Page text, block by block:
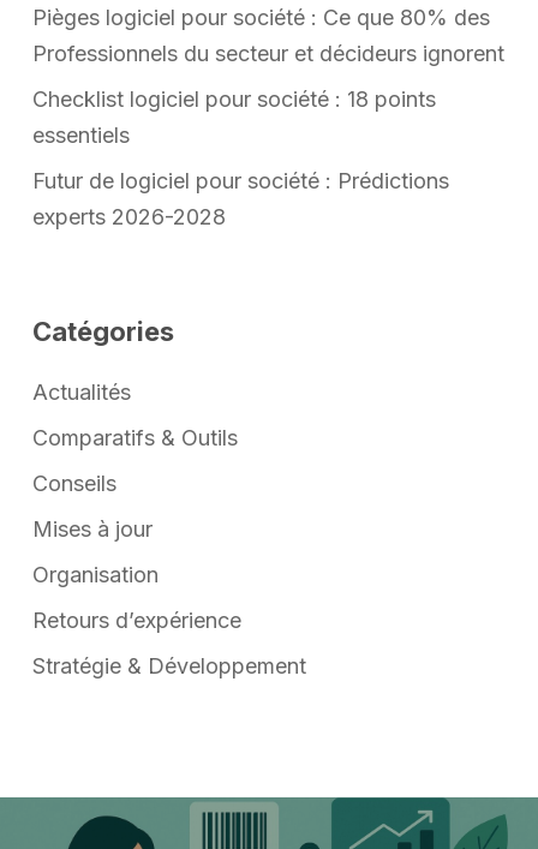
Pièges logiciel pour société : Ce que 80% des
Professionnels du secteur et décideurs ignorent
Checklist logiciel pour société : 18 points
essentiels
Futur de logiciel pour société : Prédictions
experts 2026-2028
Catégories
Actualités
Comparatifs & Outils
Conseils
Mises à jour
Organisation
Retours d’expérience
Stratégie & Développement